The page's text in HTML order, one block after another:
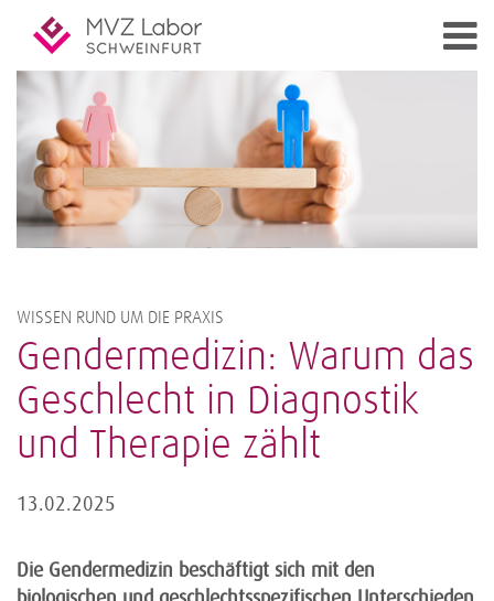
WISSEN RUND UM DIE PRAXIS
Gendermedizin: Warum das
Geschlecht in Diagnostik
und Therapie zählt
13.02.2025
Die Gendermedizin beschäftigt sich mit den